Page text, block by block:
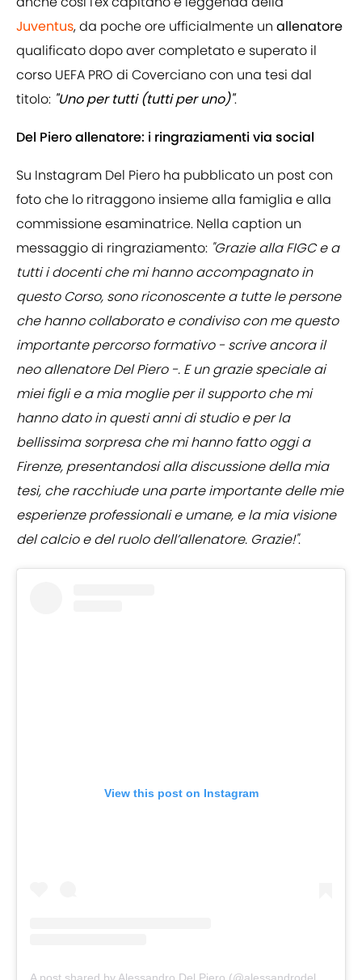
Juventus, da poche ore ufficialmente un allenatore
qualificato dopo aver completato e superato il
corso UEFA PRO di Coverciano con una tesi dal
titolo: "Uno per tutti (tutti per uno)".
Del Piero allenatore: i ringraziamenti via social
Su Instagram Del Piero ha pubblicato un post con
foto che lo ritraggono insieme alla famiglia e alla
commissione esaminatrice. Nella caption un
messaggio di ringraziamento: "Grazie alla FIGC e a
tutti i docenti che mi hanno accompagnato in
questo Corso, sono riconoscente a tutte le persone
che hanno collaborato e condiviso con me questo
importante percorso formativo - scrive ancora il
neo allenatore Del Piero -. E un grazie speciale ai
miei figli e a mia moglie per il supporto che mi
hanno dato in questi anni di studio e per la
bellissima sorpresa che mi hanno fatto oggi a
Firenze, presentandosi alla discussione della mia
tesi, che racchiude una parte importante delle mie
esperienze professionali e umane, e la mia visione
del calcio e del ruolo dell’allenatore. Grazie!".
View this post on Instagram